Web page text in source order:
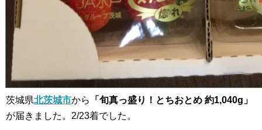
茨城県北茨城市から
「旬真っ盛り！とちおとめ 約1,040g」
が届きました。2/23着でした。